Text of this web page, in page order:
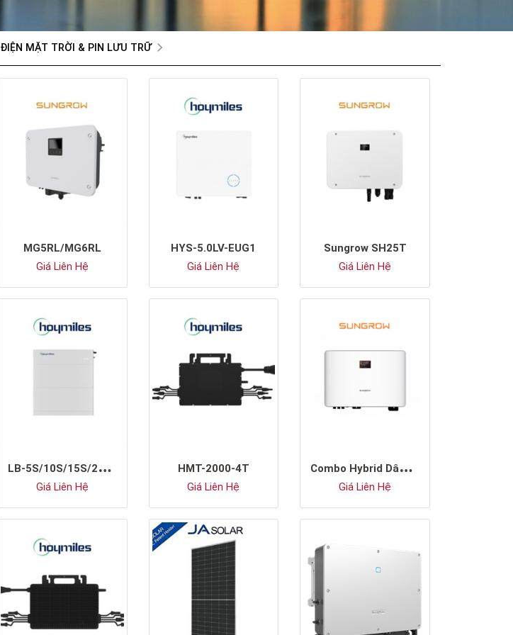
ĐIỆN MẶT TRỜI & PIN LƯU TRỮ
MG5RL/MG6RL
Giá Liên Hệ
HYS-5.0LV-EUG1
Giá Liên Hệ
Sungrow SH25T
Giá Liên Hệ
L
B-5S/10S/15S/20S-G2
Giá Liên Hệ
HMT-2000-4T
Giá Liên Hệ
C
ombo Hybrid Dân Dụng 1P
Giá Liên Hệ